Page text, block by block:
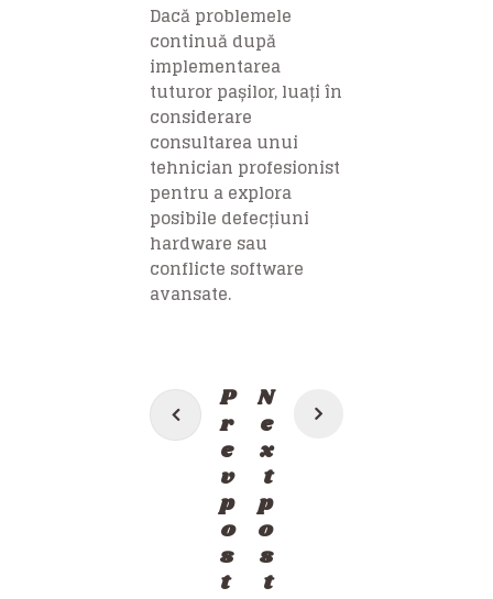
Dacă problemele
continuă după
implementarea
tuturor pașilor, luați în
considerare
consultarea unui
tehnician profesionist
pentru a explora
posibile defecțiuni
hardware sau
conflicte software
avansate.
Post
navigation
P
r
e
v
p
o
s
t
N
e
x
t
p
o
s
t